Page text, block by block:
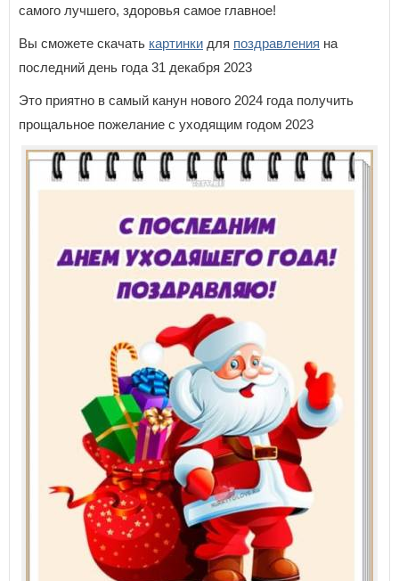
самого лучшего, здоровья самое главное!
Вы сможете скачать картинки для поздравления на
последний день года 31 декабря 2023
Это приятно в самый канун нового 2024 года получить
прощальное пожелание с уходящим годом 2023